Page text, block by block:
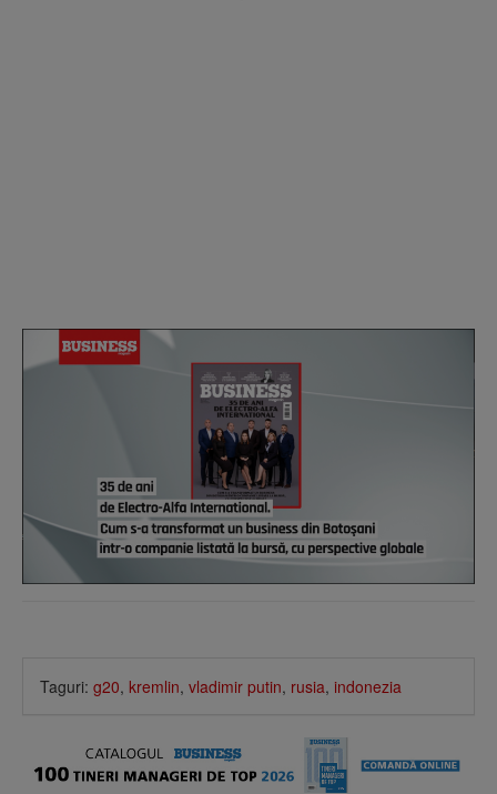
Taguri: g20, kremlin, vladimir putin, rusia, indonezia